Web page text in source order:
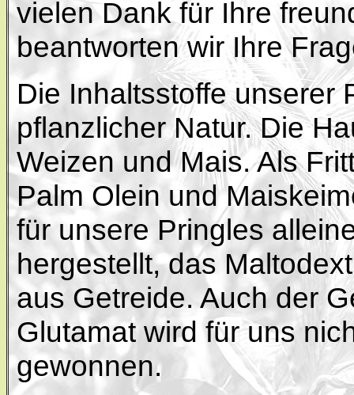
vielen Dank für Ihre
beantworten wir Ihre
Die Inhaltsstoffe unserer
pflanzlicher Natur. Die
Weizen und Mais. Als
Palm Olein und
für unsere Pringles
hergestellt, das
aus Getreide. Auch der
Glutamat wird für uns
gewonnen.